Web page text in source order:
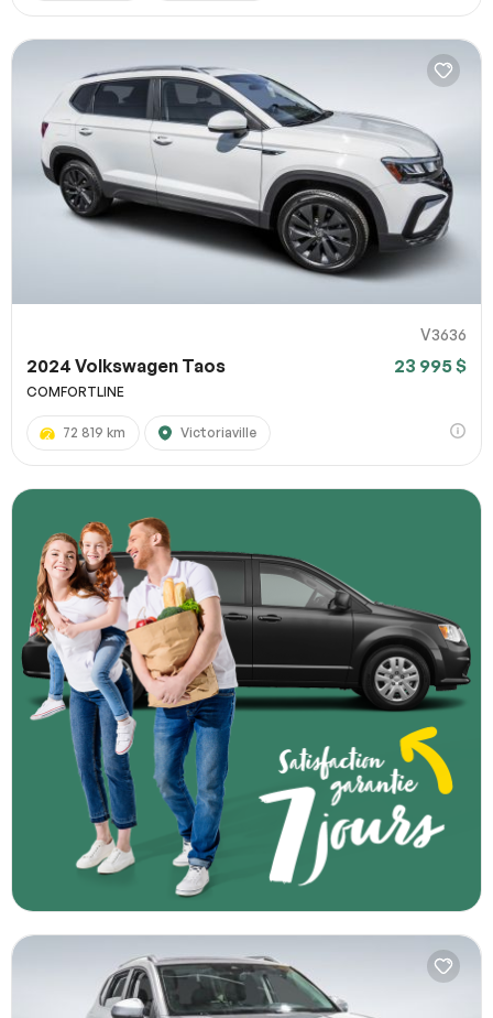
V3636
2024 Volkswagen Taos 23 995 $
COMFORTLINE
72 819 km Victoriaville